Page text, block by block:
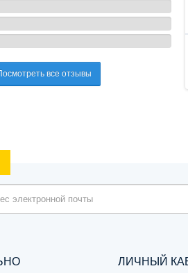
все отзывы
ЛИЧНЫЙ